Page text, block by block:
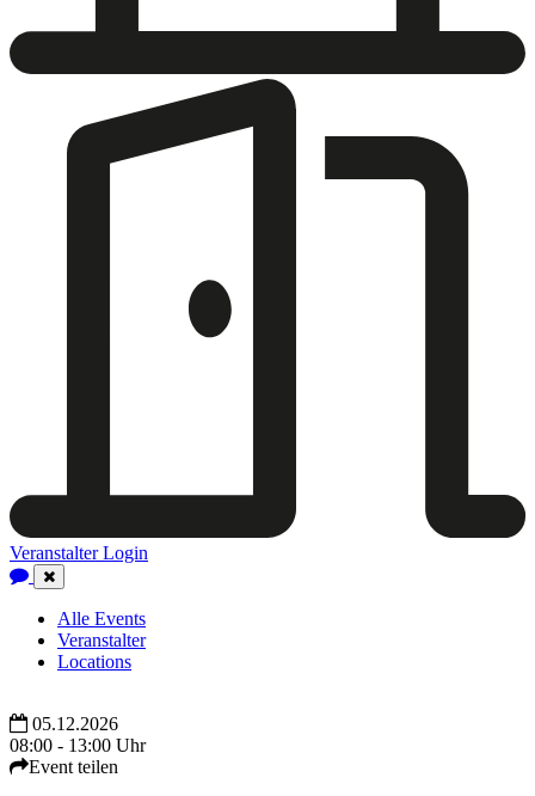
Veranstalter Login
Close
Navigation
Alle Events
Veranstalter
Locations
05.12.2026
08:00 - 13:00 Uhr
Event teilen